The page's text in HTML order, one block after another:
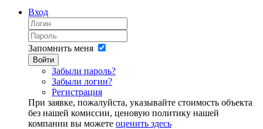
Вход
Запомнить меня
Войти
Забыли пароль?
Забыли логин?
Регистрация
При заявке, пожалуйста, указывайте стоимость объекта
без нашей комиссии, ценовую политику нашей
компании вы можете оценить здесь